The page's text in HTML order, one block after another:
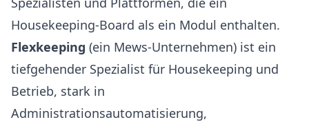
Housekeeping-Board als ein Modul enthalten.
Flexkeeping (ein Mews-Unternehmen) ist ein
tiefgehender Spezialist für Housekeeping und
Betrieb, stark in
Administrationsautomatisierung,